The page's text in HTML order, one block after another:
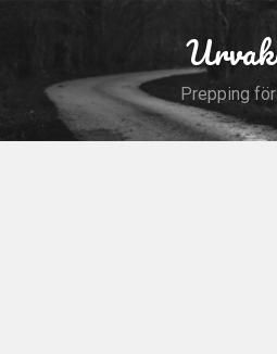
Prepping